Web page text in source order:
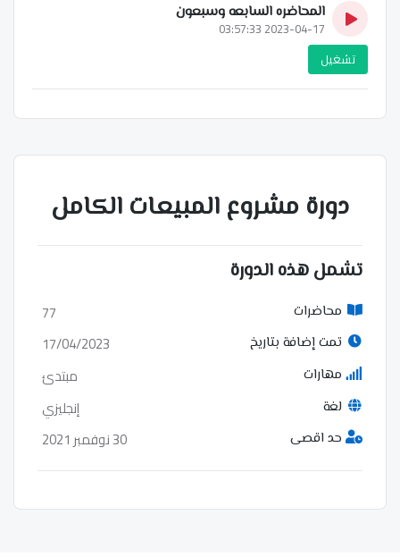
المحاضره السابعه وسبعون
2023-04-17 03:57:33
تشغيل
دورة مشروع المبيعات الكامل
تشمل هذه الدورة
محاضرات 77
تمت إضافة بتاريخ 17/04/2023
مهارات مبتدئ
لغة إنجليزي
حد اقصى 30 نوفمبر 2021